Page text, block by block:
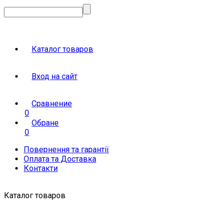
Каталог товаров
Вход на сайт
Сравнение
0
Обране
0
Повернення та гарантії
Оплата та Доставка
Контакти
Каталог товаров